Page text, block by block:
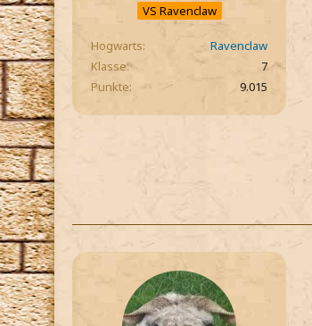
VS Ravenclaw
Hogwarts
Ravenclaw
Klasse
7
Punkte
9.015